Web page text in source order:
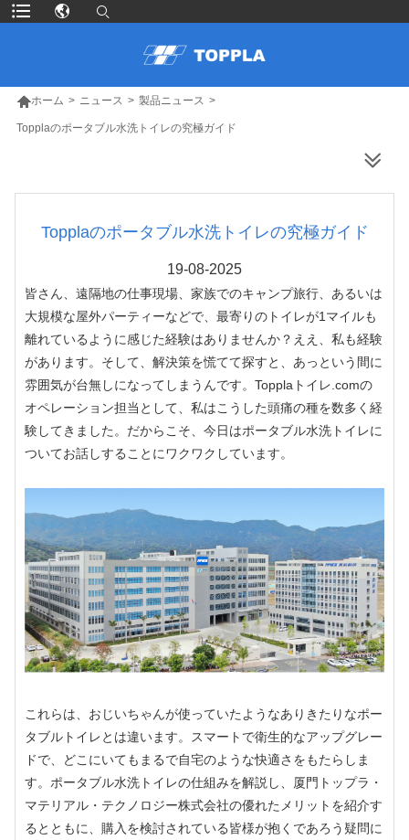
ホーム > ニュース > 製品ニュース >
Topplaのポータブル水洗トイレの究極ガイド
Topplaのポータブル水洗トイレの究極ガイド
19-08-2025
皆さん、遠隔地の仕事現場、家族でのキャンプ旅行、あるいは
大規模な屋外パーティーなどで、最寄りのトイレが1マイルも
離れているように感じた経験はありませんか？ええ、私も経験
があります。そして、解決策を慌てて探すと、あっという間に
雰囲気が台無しになってしまうんです。Topplaトイレ.comの
オペレーション担当として、私はこうした頭痛の種を数多く経
験してきました。だからこそ、今日はポータブル水洗トイレに
ついてお話しすることにワクワクしています。
これらは、おじいちゃんが使っていたようなありきたりなポー
タブルトイレとは違います。スマートで衛生的なアップグレー
ドで、どこにいてもまるで自宅のような快適さをもたらしま
す。ポータブル水洗トイレの仕組みを解説し、厦門トップラ・
マテリアル・テクノロジー株式会社の優れたメリットを紹介す
るとともに、購入を検討されている皆様が抱くであろう疑問に